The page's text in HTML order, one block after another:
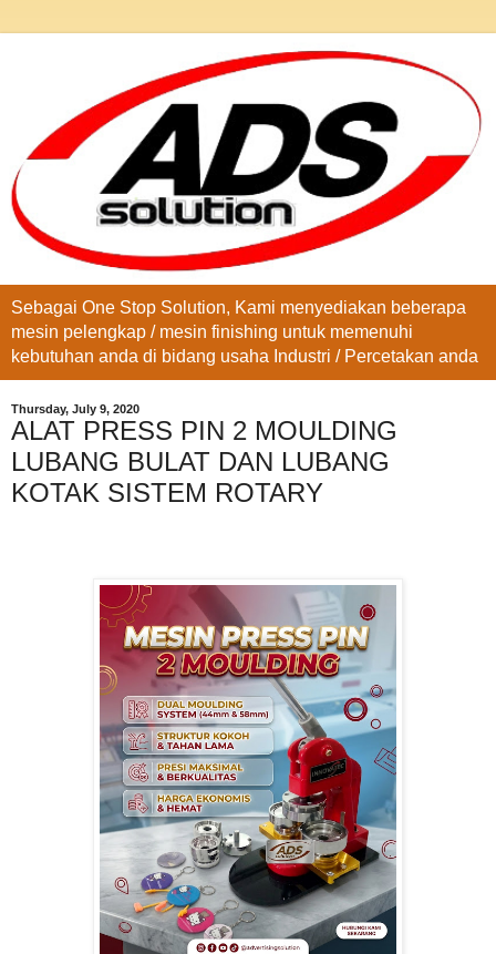
Sebagai One Stop Solution, Kami menyediakan beberapa
mesin pelengkap / mesin finishing untuk memenuhi
kebutuhan anda di bidang usaha Industri / Percetakan anda
Thursday, July 9, 2020
ALAT PRESS PIN 2 MOULDING
LUBANG BULAT DAN LUBANG
KOTAK SISTEM ROTARY